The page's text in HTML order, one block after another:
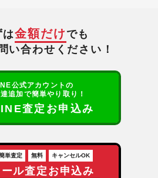
は金額だけ でも
い合わせください！
公式アカウントの
追加で簡単やり取り！
査定お申込み
単査定 無料 キャンセルOK
ル査定お申込み